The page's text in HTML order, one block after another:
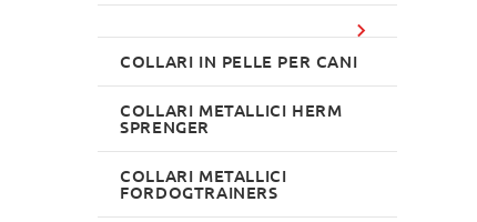
COLLARI IN PELLE PER CANI
COLLARI METALLICI HERM
SPRENGER
COLLARI METALLICI
FORDOGTRAINERS